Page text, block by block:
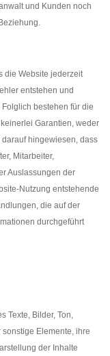
und Kunden noch
die Website jederzeit
entstehen und
bestehen für die
Garantien, weder
hingewiesen, dass
Mitarbeiter,
Auslassungen der
Nutzung entstehende
die auf der
durchgeführt
Texte, Bilder, Ton,
Elemente, ihre
der Inhalte